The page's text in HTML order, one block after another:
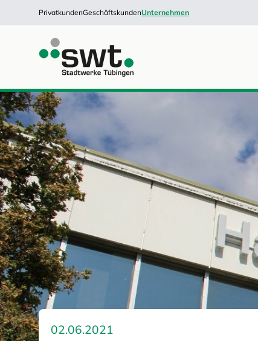
PrivatkundenGeschäftskundenUnternehmen
02.06.2021